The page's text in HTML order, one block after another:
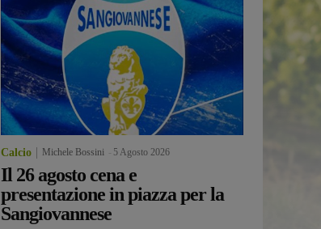
Calcio Michele Bossini 5 Agosto 2026
Il 26 agosto cena e
presentazione in piazza per la
Sangiovannese